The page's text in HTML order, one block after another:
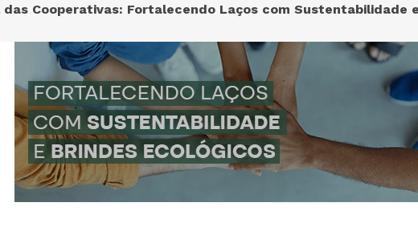
Cooperativas: Fortalecendo Laços com Sustentabilidade